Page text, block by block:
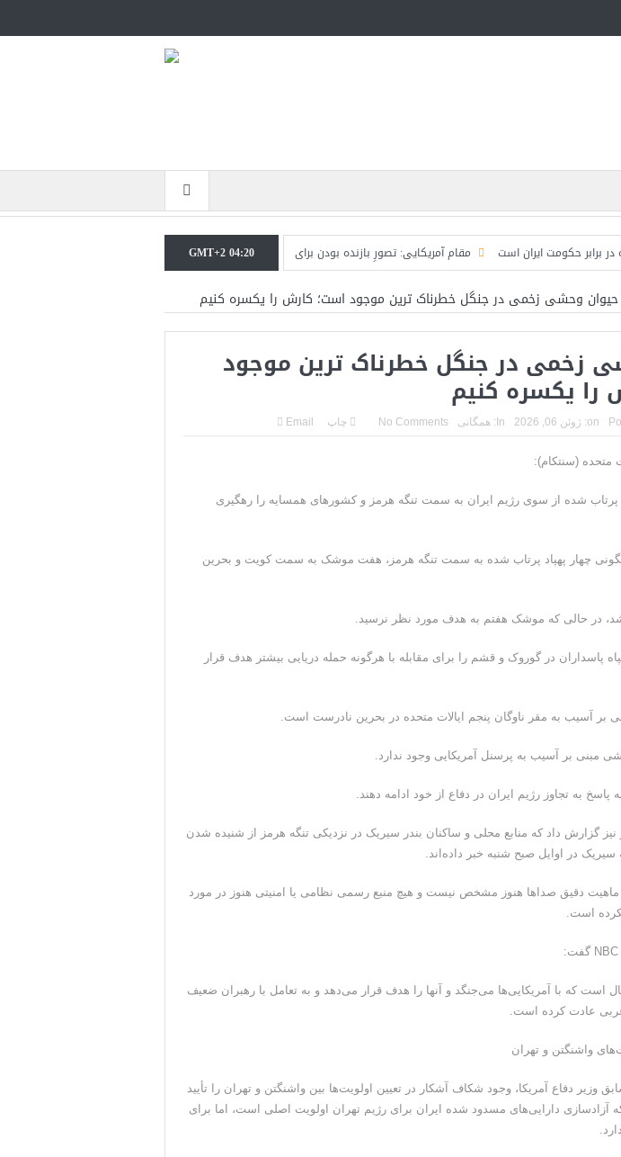
حکومت ایران است مقام آمریکایی: تصورِ بازنده بودن برای ترامپ غیرقابل‌تحمل است+فیلم: تحلیل
GMT+2 04:20
حیوان وحشی زخمی در جنگل خطرناک‌ ترین موجود است؛ کارش را یکسره کنیم
زخمی در جنگل خطرناک‌ ترین موجود
یکسره کنیم
on: ژوئن 06, 2026 In: همگانی No Comments چاپ Email
متحده (سنتکام):
پرتاب شده از سوی رژیم ایران به سمت تنگه هرمز و کشورهای همسایه را رهگیری
چهار پهپاد پرتاب شده به سمت تنگه هرمز، هفت موشک به سمت کویت و بحرین
در حالی که موشک هفتم به هدف مورد نظر نرسید.
پاسداران در گوروک و قشم را برای مقابله با هرگونه حمله دریایی بیشتر هدف قرار
بر آسیب به مقر ناوگان پنجم ایالات متحده در بحرین نادرست است.
مبنی بر آسیب به پرسنل آمریکایی وجود ندارد.
پاسخ به تجاوز رژیم ایران در دفاع از خود ادامه دهند.
گزارش داد که منابع محلی و ساکنان بندر سیریک در نزدیکی تنگه هرمز از شنیده شدن
در اوایل صبح شنبه خبر داده‌اند.
ماهیت دقیق صداها هنوز مشخص نیست و هیچ منبع رسمی نظامی یا امنیتی هنوز در مورد
است.
آنجا (ایران) ۴۷ سال است که با آمریکایی‌ها می‌جنگد و آنها را هدف قرار می‌دهد و به تعامل با رهبران ضعیف
غربی عادت کرده است.
واشنگتن و تهران
وزیر دفاع آمریکا، وجود شکاف آشکار در تعیین اولویت‌ها بین واشنگتن و تهران را تأیید
آزادسازی دارایی‌های مسدود شده ایران برای رژیم تهران اولویت اصلی است، اما برای